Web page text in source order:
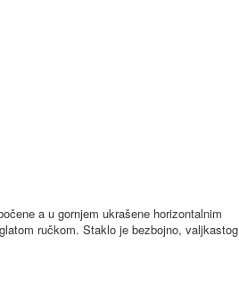
a u gornjem ukrašene horizontalnim
ručkom. Staklo je bezbojno, valjkastog